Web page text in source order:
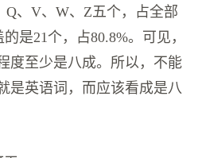
、V、W、Z五个，占全部
是21个，占80.8%。可见，
度至少是八成。所以，不能
是英语词，而应该看成是八